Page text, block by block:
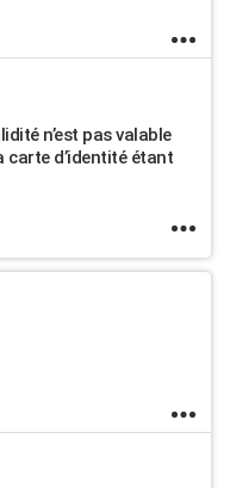
n’est pas valable
carte d’identité étant